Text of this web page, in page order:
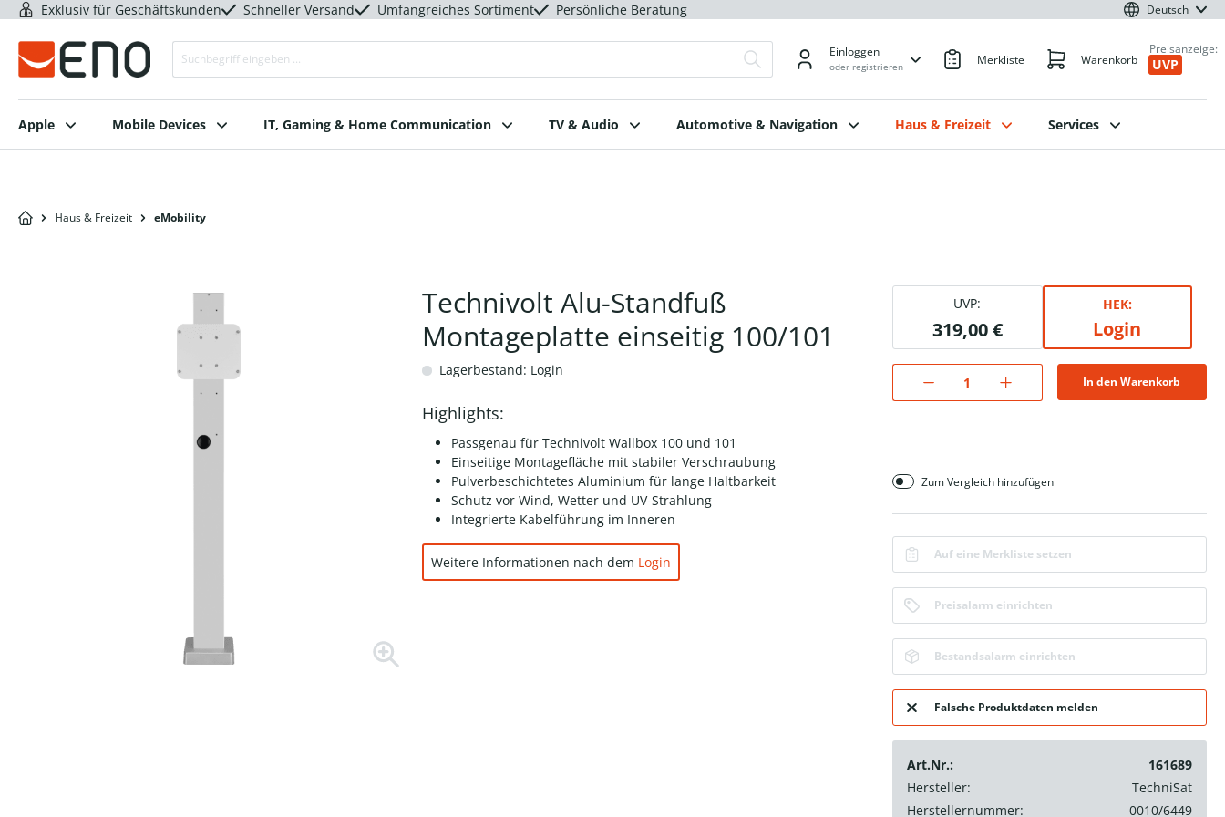
Exklusiv für Geschäftskunden Schneller Versand Umfangreiches Sortiment Persönliche Beratung Deutsch
Einloggen
oder registrieren Merkliste Warenkorb
Preisanzeige:
UVP
Apple Mobile Devices IT, Gaming & Home Communication TV & Audio Automotive & Navigation Haus & Freizeit Services
Haus & Freizeit eMobility
Technivolt Alu-Standfuß
Montageplatte einseitig 100/101
Lagerbestand: Login
Highlights:
Passgenau für Technivolt Wallbox 100 und 101
Einseitige Montagefläche mit stabiler Verschraubung
Pulverbeschichtetes Aluminium für lange Haltbarkeit
Schutz vor Wind, Wetter und UV-Strahlung
Integrierte Kabelführung im Inneren
Weitere Informationen nach dem Login
UVP:
319,00 €
HEK:
Login
In den Warenkorb
Zum Vergleich hinzufügen
Auf eine Merkliste setzen
Preisalarm einrichten
Bestandsalarm einrichten
Falsche Produktdaten melden
Art.Nr.:
161689
Hersteller:
TechniSat
Herstellernummer:
0010/6449